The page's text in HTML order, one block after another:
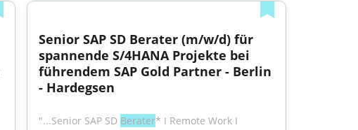
Senior SAP SD Berater (m/w/d) für
spannende S/4HANA Projekte bei
führendem SAP Gold Partner - Berlin
- Hardegsen
"...Senior SAP SD Berater* I Remote Work I